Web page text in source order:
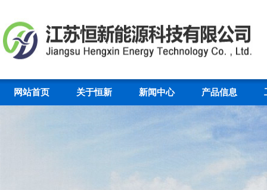
网站首页 关于恒新 新闻中心 产品信息